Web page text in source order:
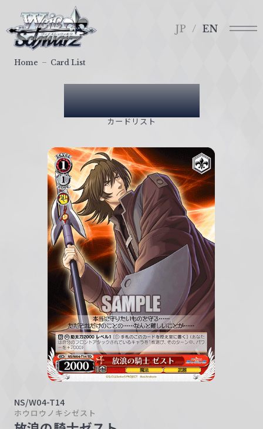
ァ
イ
JP EN
Card List
カードリスト
Home Card List
NS/W04-T14
ホウロウノキシゼスト